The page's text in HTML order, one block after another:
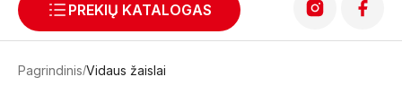
PREKIŲ KATALOGAS
Pagrindinis Vidaus žaislai